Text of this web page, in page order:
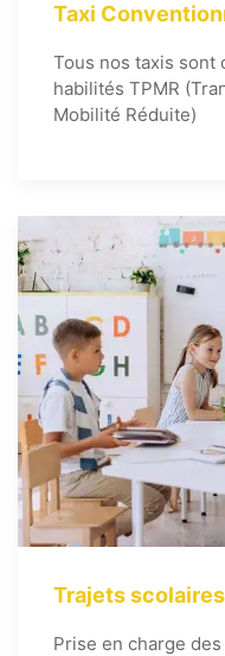
Taxi
Tous nos taxis sont
habilités TPMR
Mobilité Réduite)
Trajets scolaires
Prise en charge